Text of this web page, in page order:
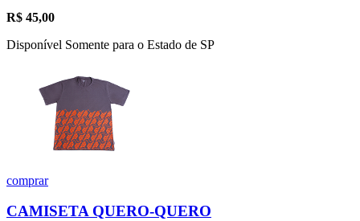
R$ 45,00
Disponível Somente para o Estado de SP
comprar
CAMISETA QUERO-QUERO